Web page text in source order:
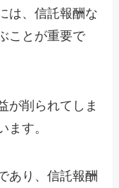
は、信託報酬な
ことが重要で
が削られてしま
ます。
あり、信託報酬